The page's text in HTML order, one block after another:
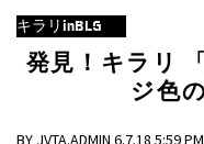
キラリinBLG
発見！キラリ
ジ色
BY JVTA.ADMIN 6.7.18 5:59 PM